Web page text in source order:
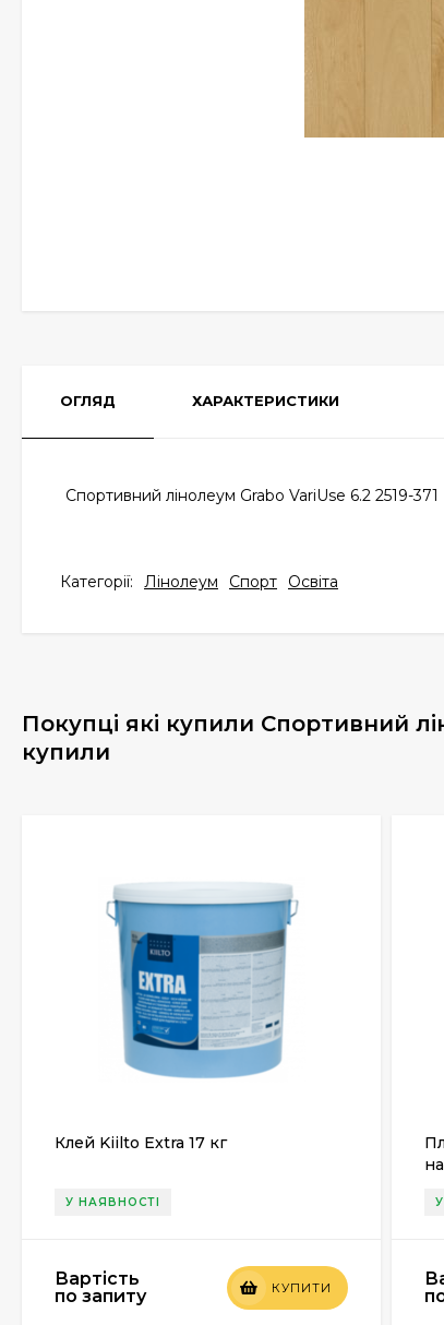
ОГЛЯД ХАРАКТЕРИСТИКИ
Спортивний лінолеум Grabo VariUse 6.2 2519-371
Категорії: Лінолеум Спорт Освіта
Покупці які купили Спортивний
купили
Клей Kiilto Extra 17 кг
У НАЯВНОСТІ
Вартість
по запиту
КУПИТИ